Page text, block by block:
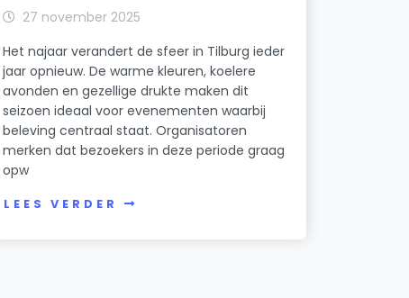
27 november 2025
Het najaar verandert de sfeer in Tilburg ieder
jaar opnieuw. De warme kleuren, koelere
avonden en gezellige drukte maken dit
seizoen ideaal voor evenementen waarbij
beleving centraal staat. Organisatoren
merken dat bezoekers in deze periode graag
opw
LEES VERDER